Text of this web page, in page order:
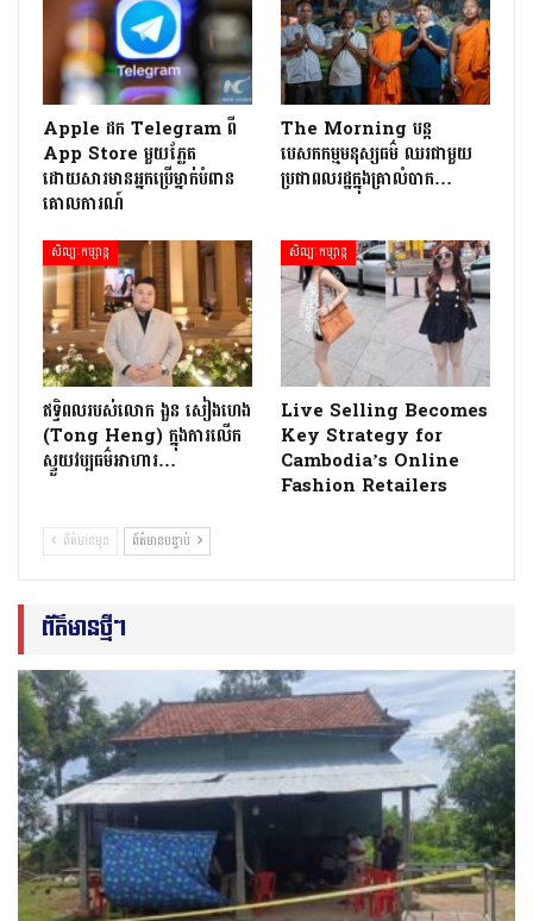
Apple ដក Telegram ពី
App Store មួយភ្លែត
ដោយសារមានអ្នកប្រើម្នាក់បំពាន
គោលការណ៍
The Morning បន្ត
បេសកកម្មមនុស្សធម៌ ឈរជាមួយ
ប្រជាពលរដ្ឋក្នុងគ្រាលំបាក…
សិល្បៈកម្សាន្ត
ឥទ្ធិពលរបស់លោក ងួន សៀងហេង
(Tong Heng) ក្នុងការលើក
ស្ទួយវប្បធម៌អាហារ…
សិល្បៈកម្សាន្ត
Live Selling Becomes
Key Strategy for
Cambodia’s Online
Fashion Retailers
ព័ត៌មានមុន ព័ត៌មានបន្ទាប់
ព័ត៌មានថ្មីៗ